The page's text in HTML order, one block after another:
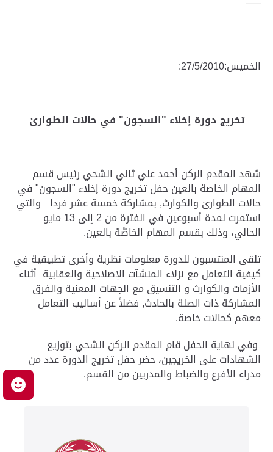
الخميس:27/5/2010:
تخريج دورة إخلاء "السجون" في حالات الطوارئ
شهد المقدم الركن أحمد علي ثاني الشحي رئيس قسم
المهام الخاصة بالعين حفل تخريج دورة إخلاء "السجون" في
حالات الطوارئ والكوارث, بمشاركة خمسة عشر فردا والتي
استمرت لمدة أسبوعين في الفترة من 2 إلى 13 مايو
الحالي، وذلك بقسم المهام الخاصَّة بالعين.
تلقى المنتسبون للدورة معلومات نظرية وأخرى تطبيقية في
كيفية التعامل مع نزلاء المنشآت الإصلاحية والعقابية أثناء
الأزمات والكوارث و التنسيق مع الجهات المعنية والفرق
المشاركة ذات الصلة بالحادث, فضلاً عن أساليب التعامل
معهم كحالات خاصة.
وفي نهاية الحفل قام المقدم الركن الشحي بتوزيع
الشهادات على الخريجين، حضر حفل تخريج الدورة عدد من
مدراء الأفرع والضباط والمدربين من القسم.